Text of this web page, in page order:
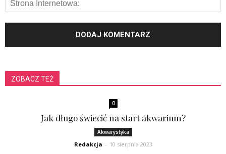
ZOBACZ TEŻ
0
Jak długo świecić na start akwarium?
Akwarystyka
Redakcja - 10 sierpnia 2023